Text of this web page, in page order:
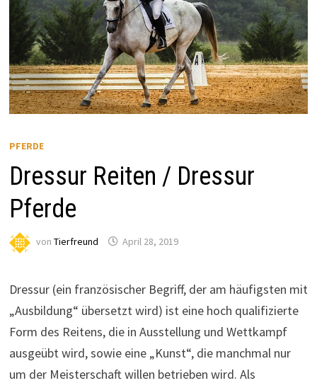
PFERDE
Dressur Reiten / Dressur
Pferde
von Tierfreund April 28, 2019
Dressur (ein französischer Begriff, der am häufigsten mit
„Ausbildung“ übersetzt wird) ist eine hoch qualifizierte
Form des Reitens, die in Ausstellung und Wettkampf
ausgeübt wird, sowie eine „Kunst“, die manchmal nur
um der Meisterschaft willen betrieben wird. Als